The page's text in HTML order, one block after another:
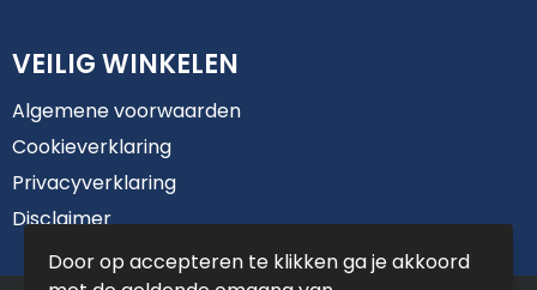
VEILIG WINKELEN
Algemene voorwaarden
Cookieverklaring
Privacyverklaring
Disclaimer
Door op accepteren te klikken ga je akkoord